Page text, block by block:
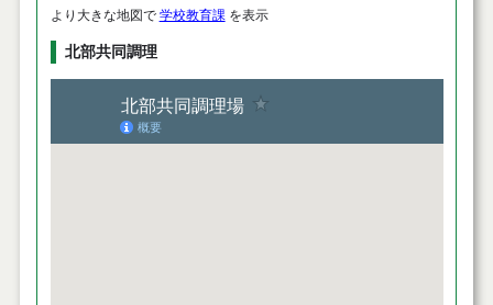
より大きな地図で 学校教育課 を表示
北部共同調理